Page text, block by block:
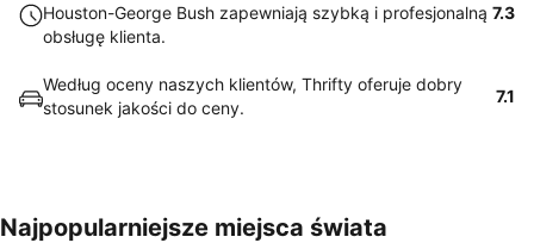
Houston-George Bush zapewniają szybką i profesjonalną
obsługę klienta.
7.3
Według oceny naszych klientów, Thrifty oferuje dobry
stosunek jakości do ceny.
7.1
Najpopularniejsze miejsca świata